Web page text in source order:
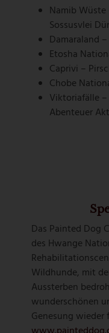
Namib
Sossusvlei
Damaraland
Etosha
Caprivi –
Chobe
Viktoriafälle
Abenteuer
Das Painted Dog
des Hwange
Wildhunde, mit
Aussterben
wunderschönen
Genesung wieder